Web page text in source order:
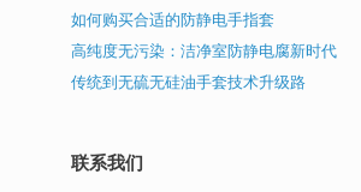
如何购买合适的防静电手指套
高纯度无污染：洁净室防静电腐新时代
传统到无硫无硅油手套技术升级路
联系我们